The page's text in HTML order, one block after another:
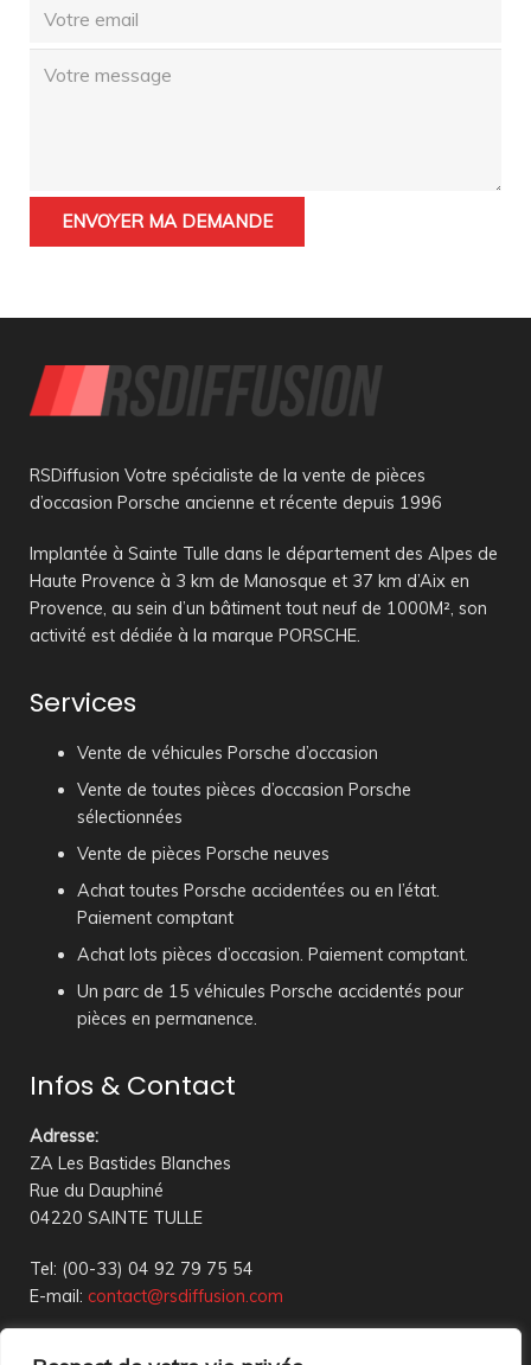
RSDiffusion Votre spécialiste de la vente de pièces
d’occasion Porsche ancienne et récente depuis 1996
Implantée à Sainte Tulle dans le département des Alpes de
Haute Provence à 3 km de Manosque et 37 km d’Aix en
Provence, au sein d’un bâtiment tout neuf de 1000M², son
activité est dédiée à la marque PORSCHE.
Services
Vente de véhicules Porsche d’occasion
Vente de toutes pièces d’occasion Porsche
sélectionnées
Vente de pièces Porsche neuves
Achat toutes Porsche accidentées ou en l’état.
Paiement comptant
Achat lots pièces d’occasion. Paiement comptant.
Un parc de 15 véhicules Porsche accidentés pour
pièces en permanence.
Infos & Contact
Adresse:
ZA Les Bastides Blanches
Rue du Dauphiné
04220 SAINTE TULLE
Tel: (00-33) 04 92 79 75 54
E-mail: contact@rsdiffusion.com